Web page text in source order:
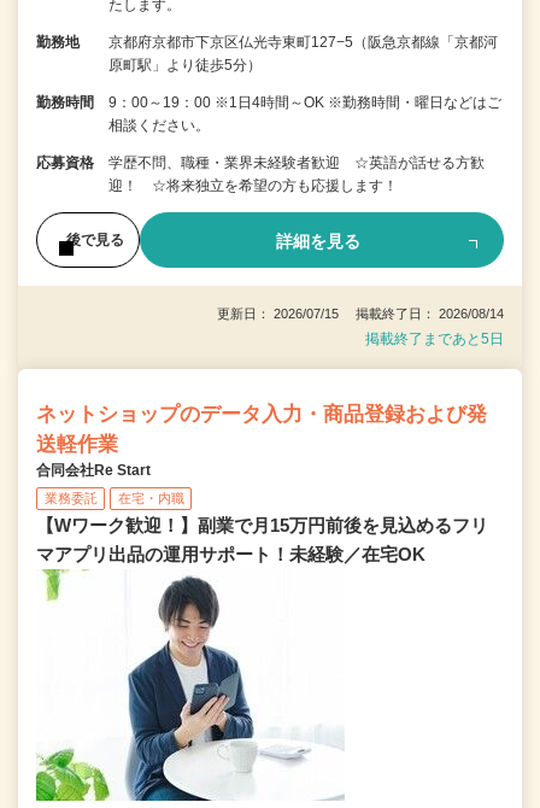
たします。
勤務地
京都府京都市下京区仏光寺東町127−5（阪急京都線「京都河
原町駅」より徒歩5分）
勤務時間
9：00～19：00 ※1日4時間～OK ※勤務時間・曜日などはご
相談ください。
応募資格
学歴不問、職種・業界未経験者歓迎 ☆英語が話せる方歓
迎！ ☆将来独立を希望の方も応援します！
後で見る 詳細を見る
更新日： 2026/07/15 掲載終了日： 2026/08/14
掲載終了まであと5日
ネットショップのデータ入力・商品登録および発
送軽作業
合同会社Re Start
業務委託 在宅・内職
【Wワーク歓迎！】副業で月15万円前後を見込めるフリ
マアプリ出品の運用サポート！未経験／在宅OK